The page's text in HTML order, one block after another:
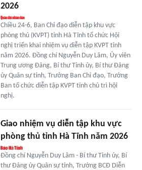
2026
Chiều 24-6, Ban Chỉ đạo diễn tập khu vực
phòng thủ (KVPT) tỉnh Hà Tĩnh tổ chức Hội
nghị triển khai nhiệm vụ diễn tập KVPT tỉnh
năm 2026. Đồng chí Nguyễn Duy Lâm, Ủy viên
Trung ương Đảng, Bí thư Tỉnh ủy, Bí thư Đảng
ủy Quân sự tỉnh, Trưởng Ban Chỉ đạo, Trưởng
Ban tổ chức diễn tập KVPT tỉnh chủ trì hội
nghị.
Giao nhiệm vụ diễn tập khu vực
phòng thủ tỉnh Hà Tĩnh năm 2026
Đồng chí Nguyễn Duy Lâm - Bí thư Tỉnh ủy, Bí
thư Đảng ủy Quân sự tỉnh, Trưởng BCĐ Diễn